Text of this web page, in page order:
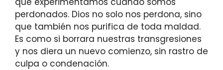
perdonados. Dios no solo nos perdona, sino
que también nos purifica de toda maldad.
Es como si borrara nuestras transgresiones
y nos diera un nuevo comienzo, sin rastro de
culpa o condenación.